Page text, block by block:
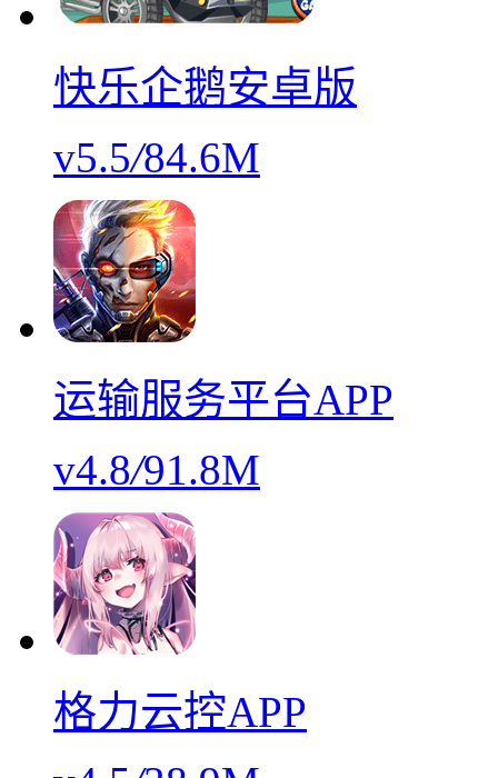
快乐企鹅安卓版
v5.5/84.6M
运输服务平台APP
v4.8/91.8M
格力云控APP